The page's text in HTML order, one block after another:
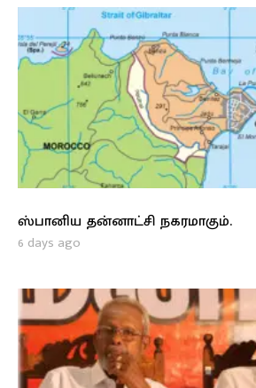
ஸ்பானிய தன்னாட்சி நகரமாகும்.
6 days ago